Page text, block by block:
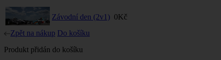
Závodní den (2v1) 0Kč
Zpět na nákup Do košíku
Produkt přidán do košíku